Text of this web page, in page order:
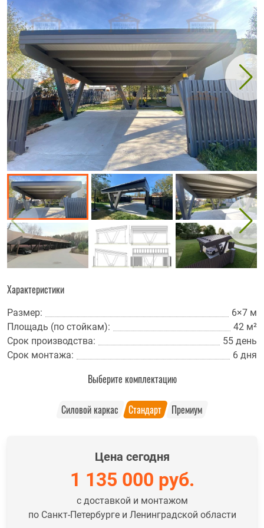
Характеристики
Размер:
6×7 м
Площадь (по стойкам):
42 м²
Срок производства:
55 день
Срок монтажа:
6 дня
Выберите комплектацию
Силовой каркас Стандарт Премиум
Цена сегодня
1 135 000 руб.
с доставкой и монтажом
по Санкт-Петербурге и Ленинградской области